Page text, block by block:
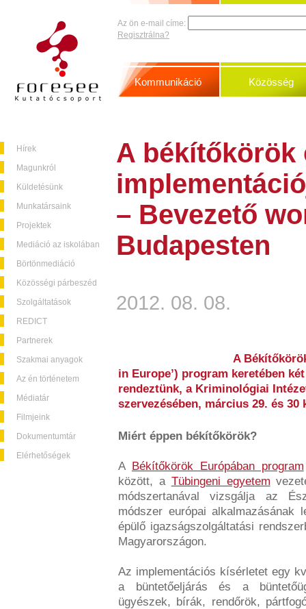
Hírek
Magunkról
Küldetésünk
Munkatársaink
Projektek
Mediáció az iskolában
Börtönmediáció
Közösségi párbeszéd
Szolgáltatások
REDICT
Partnerek
Szakmai anyagok
Az én történetem
Médiatár
Filmjeink
Dokumentumtár
Elérhetőségek
Az ön e-mail címe:
Regisztrálna?
Kommunikáció Közösség
A békítőkörök
– Bevezető
Budapesten
2012. 08. 08.
A
in Europe’) program keretében
rendeztünk, a Kriminológiai
szervezésében, március 29. és
Miért éppen békítőkörök?
A Békítőkörök Európában program
között, a Tübingeni egyetem
módszertanával vizsgálja az
módszer európai alkalmazásának
épülő igazságszolgáltatási
Magyarországon.
Az implementációs kísérletet egy
a büntetőeljárás és a
ügyészek, bírák, rendőrök,